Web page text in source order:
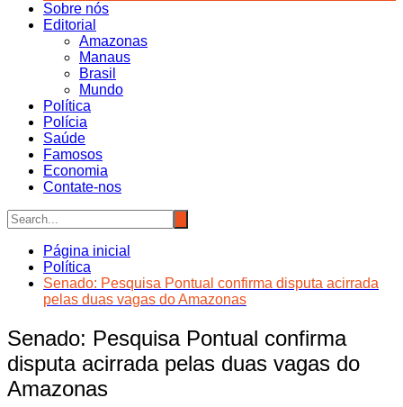
Sobre nós
Editorial
Amazonas
Manaus
Brasil
Mundo
Política
Polícia
Saúde
Famosos
Economia
Contate-nos
Página inicial
Política
Senado: Pesquisa Pontual confirma disputa acirrada
pelas duas vagas do Amazonas
Senado: Pesquisa Pontual confirma
disputa acirrada pelas duas vagas do
Amazonas